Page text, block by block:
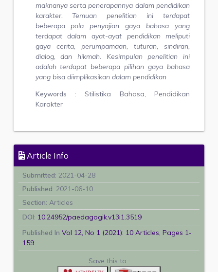
maknanya serta penerapannya dalam pendidikan
karakter. Temuan penelitian ini terdapat
beberapa pola penyajian gaya bahasa yang
terdapat dalam ayat-ayat pendidikan meliputi
gaya cerita, perumpamaan, tuturan, sindiran,
dialog, dan hikmah. Kesimpulan penelitian ini
adalah terdapat beberapa pilihan gaya bahasa
yang bisa diimplikasikan dalam pendidikan
Keywords : Stilistika Bahasa, Pendidikan
Karakter
Article Info
Submitted: 2021-04-28
Published: 2021-06-10
Section: Articles
DOI: 10.24952/paedagogik.v13i1.3519
Published In Vol 12, No 1 (2021): 10 Articles, Pages 1-
159
Save this to :